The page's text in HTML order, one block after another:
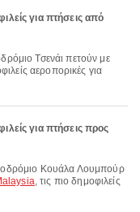
για πτήσεις από
Τσενάι πετούν με
αεροπορικές για
για πτήσεις προς
, τις πιο δημοφιλείς